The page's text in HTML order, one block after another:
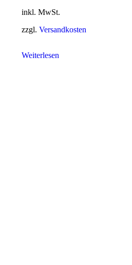
inkl. MwSt.
zzgl. Versandkosten
Weiterlesen